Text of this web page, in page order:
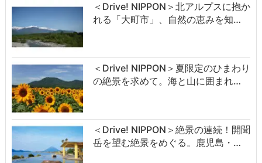
＜Drive! NIPPON＞北アルプスに抱か
れる「大町市」、自然の恵みを知…
＜Drive! NIPPON＞夏限定のひまわり
の絶景を求めて。海と山に囲まれ…
＜Drive! NIPPON＞絶景の連続！開聞
岳を望む絶景をめぐる。鹿児島・…